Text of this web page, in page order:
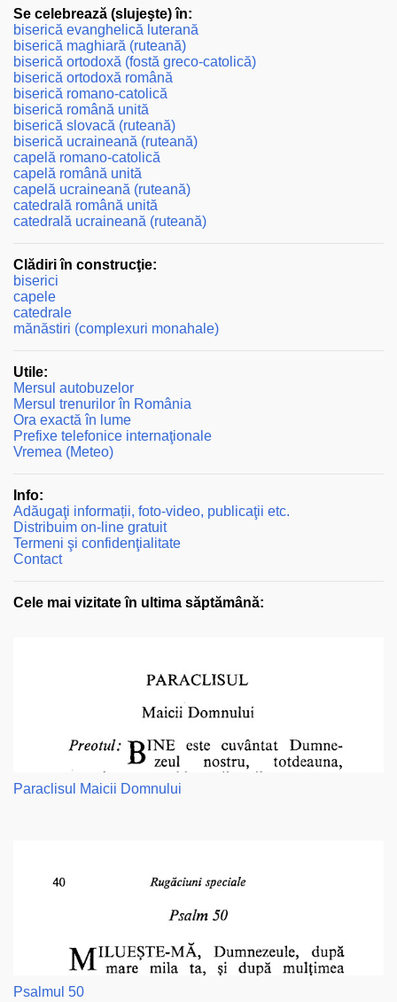
Se celebrează (slujeşte) în:
biserică evanghelică luterană
biserică maghiară (ruteană)
biserică ortodoxă (fostă greco-catolică)
biserică ortodoxă română
biserică romano-catolică
biserică română unită
biserică slovacă (ruteană)
biserică ucraineană (ruteană)
capelă romano-catolică
capelă română unită
capelă ucraineană (ruteană)
catedrală română unită
catedrală ucraineană (ruteană)
Clădiri în construcţie:
biserici
capele
catedrale
mănăstiri (complexuri monahale)
Utile:
Mersul autobuzelor
Mersul trenurilor în România
Ora exactă în lume
Prefixe telefonice internaţionale
Vremea (Meteo)
Info:
Adăugaţi informații, foto-video, publicaţii etc.
Distribuim on-line gratuit
Termeni şi confidenţialitate
Contact
Cele mai vizitate în ultima săptămână:
Paraclisul Maicii Domnului
Psalmul 50